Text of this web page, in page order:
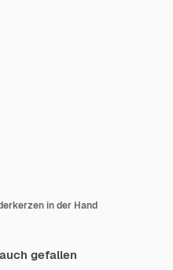
in der Hand
gefallen